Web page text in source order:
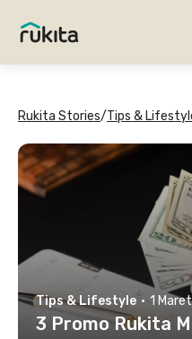
Rukita Stories/Tips &
Tips & Lifestyle · 1
3 Promo Rukita